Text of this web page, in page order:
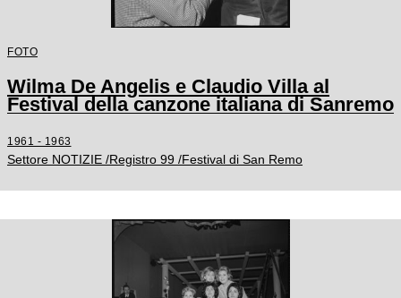
FOTO
Wilma De Angelis e Claudio Villa al
Festival della canzone italiana di Sanremo
1961 - 1963
Settore NOTIZIE /Registro 99 /Festival di San Remo